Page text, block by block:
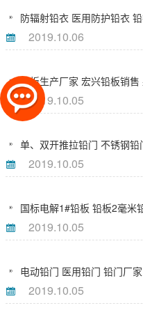
防辐射铅衣 医用防护铅衣
2019.10.06
铅板生产厂家 宏兴铅板销售
2019.10.05
单、双开推拉铅门 不锈钢
2019.10.05
国标电解1#铅板 铅板2毫米
2019.10.05
电动铅门 医用铅门 铅门厂家
2019.10.05